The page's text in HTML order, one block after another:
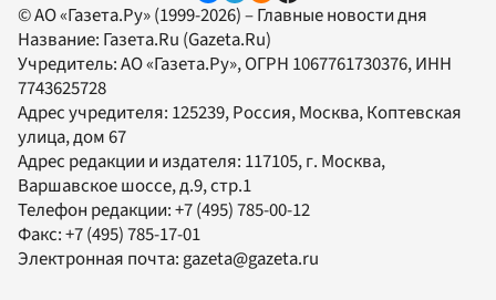
© АО «Газета.Ру» (1999-2026) – Главные новости дня
Название: Газета.Ru (Gazeta.Ru)
Учредитель:АО «Газета.Ру», ОГРН 1067761730376, ИНН
7743625728
Адрес учредителя: 125239, Россия, Москва, Коптевская
улица, дом 67
Адрес редакции и издателя: 117105, г. Москва,
Варшавское шоссе, д.9, стр.1
Телефон редакции:+7 (495) 785-00-12
Факс:+7 (495) 785-17-01
Электронная почта: gazeta@gazeta.ru